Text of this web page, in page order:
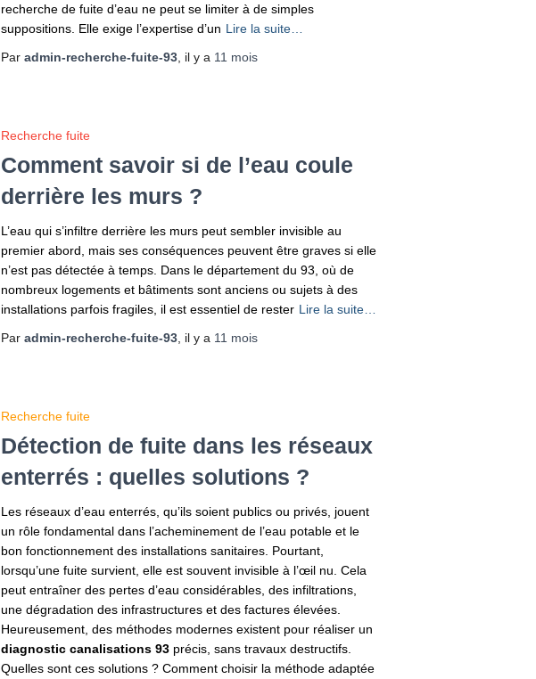
recherche de fuite d’eau ne peut se limiter à de simples
suppositions. Elle exige l’expertise d’un Lire la suite…
Par admin-recherche-fuite-93 , il y a 11 mois
Recherche fuite
Comment savoir si de l’eau coule
derrière les murs ?
L’eau qui s’infiltre derrière les murs peut sembler invisible au
premier abord, mais ses conséquences peuvent être graves si elle
n’est pas détectée à temps. Dans le département du 93, où de
nombreux logements et bâtiments sont anciens ou sujets à des
installations parfois fragiles, il est essentiel de rester Lire la suite…
Par admin-recherche-fuite-93 , il y a 11 mois
Recherche fuite
Détection de fuite dans les réseaux
enterrés : quelles solutions ?
Les réseaux d’eau enterrés, qu’ils soient publics ou privés, jouent
un rôle fondamental dans l’acheminement de l’eau potable et le
bon fonctionnement des installations sanitaires. Pourtant,
lorsqu’une fuite survient, elle est souvent invisible à l’œil nu. Cela
peut entraîner des pertes d’eau considérables, des infiltrations,
une dégradation des infrastructures et des factures élevées.
Heureusement, des méthodes modernes existent pour réaliser un
diagnostic canalisations 93 précis, sans travaux destructifs.
Quelles sont ces solutions ? Comment choisir la méthode adaptée